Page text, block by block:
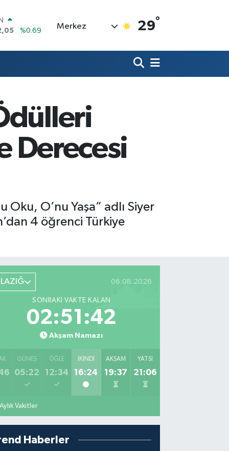
%0.06
%0.02
%48
Merkez 29°
Derecesi
Oku, O’nu Yaşa” adlı Siyer
4 öğrenci Türkiye
06.08.2026
SONRAKI VAKTE KALAN
02:51:40
Akşam Namazı
GÜNEŞ
05:22
ÖĞLE
12:34
İKINDI
16:24
AKŞAM
19:37
YATSI
21:06
Aylık Vakitler
Haberler